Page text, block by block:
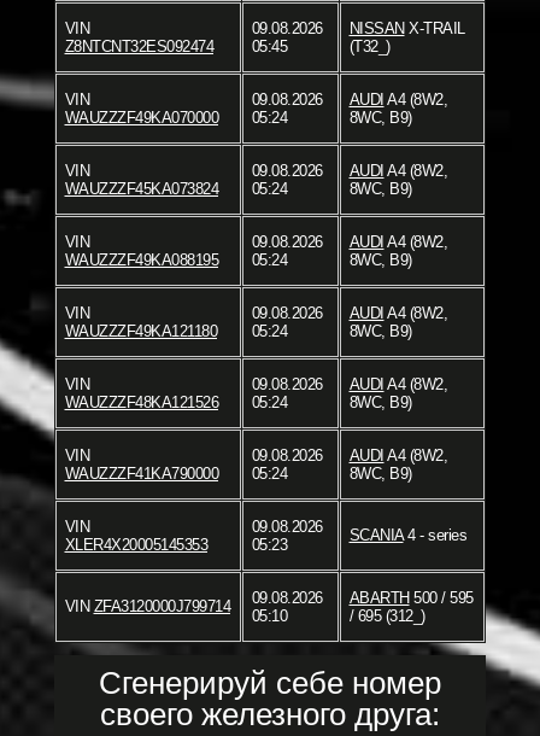
VIN
Z8NTCNT32ES092474
09.08.2026
05:45
NISSAN X-TRAIL
(T32_)
VIN
WAUZZZF49KA070000
09.08.2026
05:24
AUDI A4 (8W2,
8WC, B9)
VIN
WAUZZZF45KA073824
09.08.2026
05:24
AUDI A4 (8W2,
8WC, B9)
VIN
WAUZZZF49KA088195
09.08.2026
05:24
AUDI A4 (8W2,
8WC, B9)
VIN
WAUZZZF49KA121180
09.08.2026
05:24
AUDI A4 (8W2,
8WC, B9)
VIN
WAUZZZF48KA121526
09.08.2026
05:24
AUDI A4 (8W2,
8WC, B9)
VIN
WAUZZZF41KA790000
09.08.2026
05:24
AUDI A4 (8W2,
8WC, B9)
VIN
XLER4X20005145353
09.08.2026
05:23
SCANIA4 - series
VIN ZFA3120000J799714
09.08.2026
05:10
ABARTH 500 / 595
/ 695 (312_)
Сгенерируй себе номер
своего железного друга: